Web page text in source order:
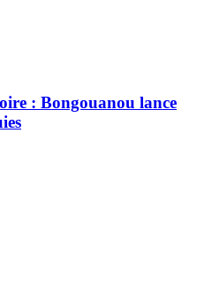
: Bongouanou lance